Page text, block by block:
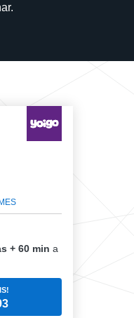
+ 60 min a